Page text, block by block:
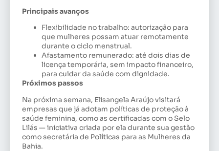
Principais avanços
Flexibilidade no trabalho: autorização para
que mulheres possam atuar remotamente
durante o ciclo menstrual.
Afastamento remunerado: até dois dias de
licença temporária, sem impacto financeiro,
para cuidar da saúde com dignidade.
Próximos passos
Na próxima semana, Elisangela Araújo visitará
empresas que já adotam políticas de proteção à
saúde feminina, como as certificadas com o Selo
Lilás — iniciativa criada por ela durante sua gestão
como secretária de Políticas para as Mulheres da
Bahia.